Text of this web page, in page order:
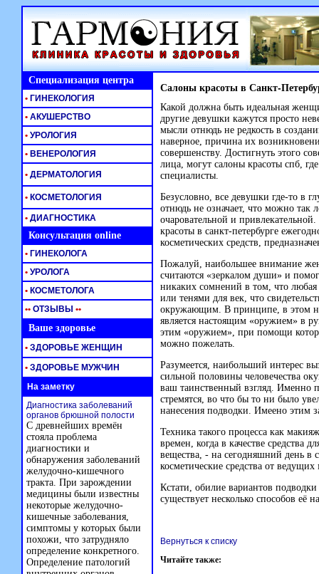
Специализация центра Салоны красоты в Санкт-
Какой должна быть идеальная
другие девушки кажутся просто
мысли отнюдь не редкость в
наверное, причина их
совершенству. Достигнуть этого
лица, могут салоны красоты спб,
специалисты.
Безусловно, все девушки где-то в
отнюдь не означает, что можно так
очаровательной и
красоты в санкт-петербурге
косметических средств,
Пожалуй, наибольшее внимание
считаются «зеркалом души» и
никаких сомнений в том, что
или тенями для век, что
окружающим. В принципе, в этом
является настоящим «оружием» в
этим «оружием», при помощи
можно пожелать.
Разумеется, наибольший интерес
сильной половины человечества
ваш таинственный взгляд. Именно
стремятся, во что бы то ни было
нанесения подводки. Имеено этим
Техника такого процесса как
времен, когда в качестве средства
вещества, - на сегодняшний день в
косметические средства от
Кстати, обилие вариантов
существует несколько способов
Вернуться к списку
Читайте также:
• ГИНЕКОЛОГИЯ
• АКУШЕРСТВО
• УРОЛОГИЯ
• ВЕНЕРОЛОГИЯ
• ДЕРМАТОЛОГИЯ
• КОСМЕТОЛОГИЯ
• ДИАГНОСТИКА
Консультация online
• ГИНЕКОЛОГА
• УРОЛОГА
• КОСМЕТОЛОГА
•• ОТЗЫВЫ ••
Ваше здоровье
• ЗДОРОВЬЕ ЖЕНЩИН
• ЗДОРОВЬЕ МУЖЧИН
На заметку
Диагностика заболеваний
органов брюшной полости
С древнейших времён
стояла проблема
диагностики и
обнаружения заболеваний
желудочно-кишечного
тракта. При зарождении
медицины были известны
некоторые желудочно-
кишечные заболевания,
симптомы у которых были
похожи, что затрудняло
определение конкретного.
Определение патологий